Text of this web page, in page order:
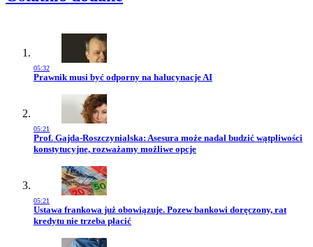
05:32
Przejdź do artykułu:
Prawnik musi być odporny na halucynacje AI
05:21
Przejdź do artykułu:
Prof. Gajda-Roszczynialska: Asesura może nadal budzić wątpliwości
konstytucyjne, rozważamy możliwe opcje
05:21
Przejdź do artykułu:
Ustawa frankowa już obowiązuje. Pozew bankowi doręczony, rat
kredytu nie trzeba płacić